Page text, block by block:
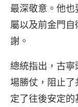
最深敬意。他
屬以及前金門
謝。
總統指出，古
場勝仗，阻止
定了往後安定